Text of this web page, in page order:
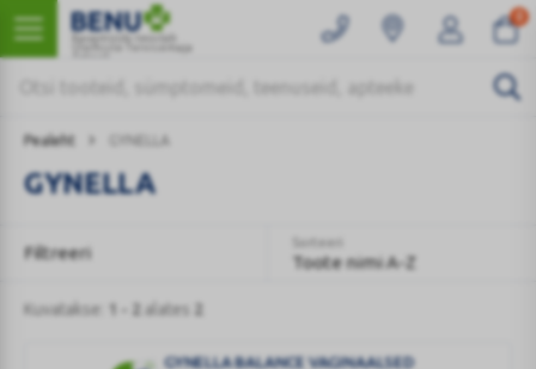
0
Pealeht GYNELLA
GYNELLA
Filtreeri Sorteeri
Toote nimi A-Z
Kuvatakse: alates
GYNELLA BALANCE VAGINAALSED